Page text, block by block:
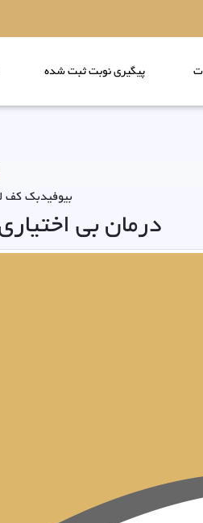
پیگیری نوبت ثبت شده
بیوفیدبک کف
درمان بی